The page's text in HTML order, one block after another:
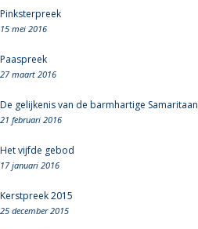
Pinksterpreek
15 mei 2016
Paaspreek
27 maart 2016
De gelijkenis van de barmhartige Samaritaan
21 februari 2016
Het vijfde gebod
17 januari 2016
Kerstpreek 2015
25 december 2015